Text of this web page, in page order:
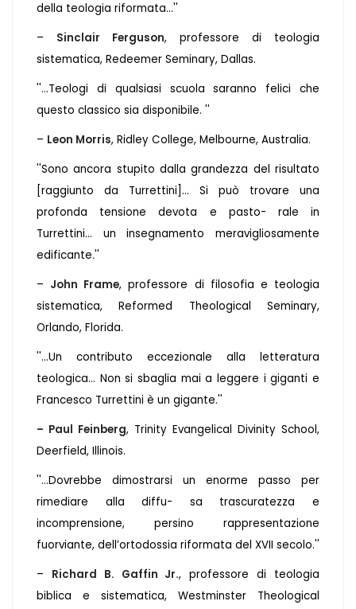
della teologia riformata...''
– Sinclair Ferguson, professore di teologia
sistematica, Redeemer Seminary, Dallas.
''...Teologi di qualsiasi scuola saranno felici che
questo classico sia disponibile. ''
– Leon Morris, Ridley College, Melbourne, Australia.
''Sono ancora stupito dalla grandezza del risultato
[raggiunto da Turrettini]... Si può trovare una
profonda tensione devota e pasto- rale in
Turrettini... un insegnamento meravigliosamente
edificante.''
– John Frame, professore di filosofia e teologia
sistematica, Reformed Theological Seminary,
Orlando, Florida.
''...Un contributo eccezionale alla letteratura
teologica... Non si sbaglia mai a leggere i giganti e
Francesco Turrettini è un gigante.''
– Paul Feinberg, Trinity Evangelical Divinity School,
Deerfield, Illinois.
''...Dovrebbe dimostrarsi un enorme passo per
rimediare alla diffu- sa trascuratezza e
incomprensione, persino rappresentazione
fuorviante, dell’ortodossia riformata del XVII secolo.''
– Richard B. Gaffin Jr., professore di teologia
biblica e sistematica, Westminster Theological